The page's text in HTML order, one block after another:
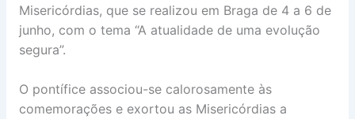
Misericórdias, que se realizou em Braga de 4 a 6 de
junho, com o tema “A atualidade de uma evolução
segura”.
O pontífice associou-se calorosamente às
comemorações e exortou as Misericórdias a